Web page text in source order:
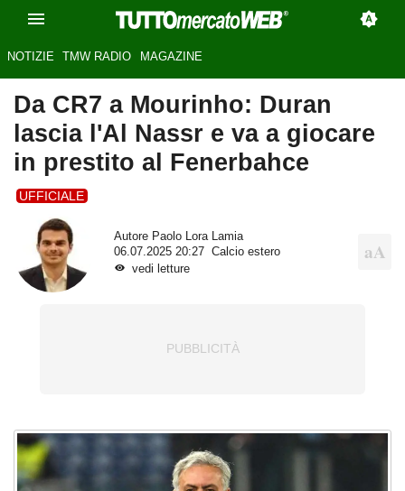
NOTIZIE TMW RADIO MAGAZINE
Da CR7 a Mourinho: Duran
lascia l'Al Nassr e va a giocare
in prestito al Fenerbahce
UFFICIALE
Autore Paolo Lora Lamia
06.07.2025 20:27
Calcio estero
vedi letture